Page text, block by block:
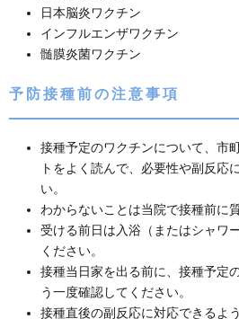
日本脳炎ワクチン
インフルエンザワクチン
髄膜炎菌ワクチン
予防接種前の注意事項
接種予定のワクチンについて、市
トをよく読んで、必要性や副反応
い。
わからないことは当院で接種前に
受ける前日は入浴（またはシャワ
ください。
接種当日家を出る前に、接種予定
う一度確認してください。
接種直後の副反応に対応できるよ